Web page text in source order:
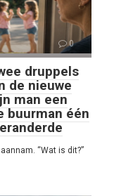
0
druppels
de nieuwe
man een
buurman één
“Wat is dit?”